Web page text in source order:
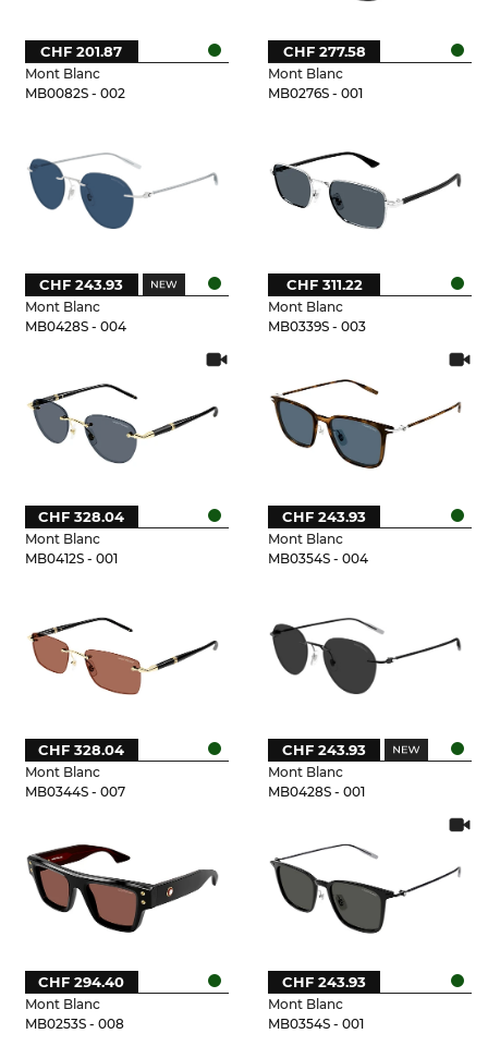
Mont Blanc
MB0082S - 002
CHF 201.87
Mont Blanc
MB0276S - 001
CHF 277.58
Mont Blanc
MB0428S - 004
CHF 243.93
Mont Blanc
MB0339S - 003
CHF 311.22
Mont Blanc
MB0412S - 001
CHF 328.04
Mont Blanc
MB0354S - 004
CHF 243.93
Mont Blanc
MB0344S - 007
CHF 328.04
Mont Blanc
MB0428S - 001
CHF 243.93
Mont Blanc
MB0253S - 008
CHF 294.40
Mont Blanc
MB0354S - 001
CHF 243.93